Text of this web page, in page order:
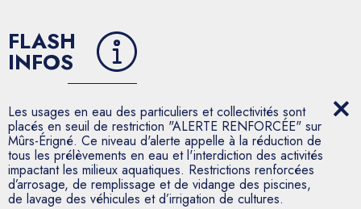
FLASH
INFOS
Les usages en eau des particuliers et collectivités sont
placés en seuil de restriction "ALERTE RENFORCÉE" sur
Mûrs-Érigné. Ce niveau d'alerte appelle à la réduction de
tous les prélèvements en eau et l'interdiction des activités
impactant les milieux aquatiques. Restrictions renforcées
d’arrosage, de remplissage et de vidange des piscines,
de lavage des véhicules et d’irrigation de cultures.